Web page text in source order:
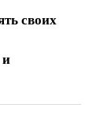
своих